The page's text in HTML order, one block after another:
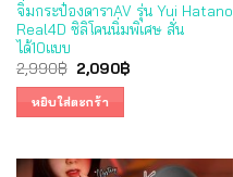
จิ๋มกระป๋องดาราAV รุ่น Yui Hatano
Real4D ซิลิโคนนิ่มพิเศษ สั่น
ได้10แบบ
2,990฿ Original
price
was:
2,990฿.
2,090฿Current
หยิบใส่ตะกร้า